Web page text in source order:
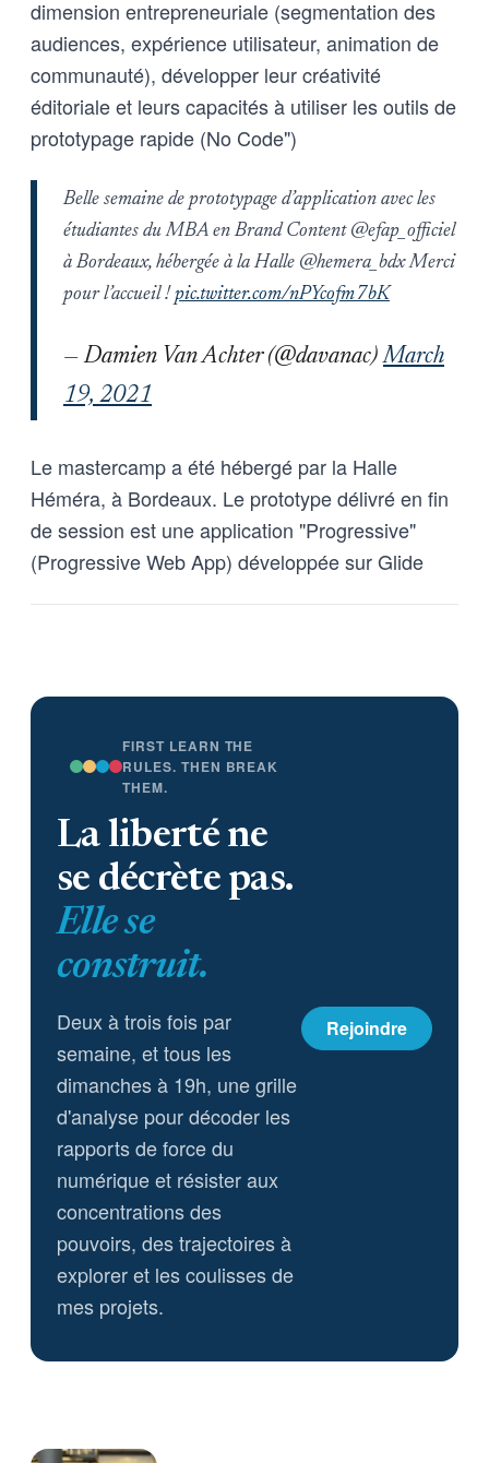
dimension entrepreneuriale (segmentation des
audiences, expérience utilisateur, animation de
communauté), développer leur créativité
éditoriale et leurs capacités à utiliser les outils de
prototypage rapide (No Code")
Belle semaine de prototypage d’application avec les
étudiantes du MBA en Brand Content @efap_officiel
à Bordeaux, hébergée à la Halle @hemera_bdx Merci
pour l’accueil ! pic.twitter.com/nPYcofm7bK
— Damien Van Achter (@davanac)March
19, 2021
Le mastercamp a été hébergé par la Halle
Héméra, à Bordeaux. Le prototype délivré en fin
de session est une application "Progressive"
(Progressive Web App) développée sur Glide
FIRST LEARN THE
RULES. THEN BREAK
THEM.
La liberté ne
se décrète pas.
Elle se
construit.
Deux à trois fois par
semaine, et tous les
dimanches à 19h, une grille
d'analyse pour décoder les
rapports de force du
numérique et résister aux
concentrations des
pouvoirs, des trajectoires à
explorer et les coulisses de
mes projets.
Rejoindre